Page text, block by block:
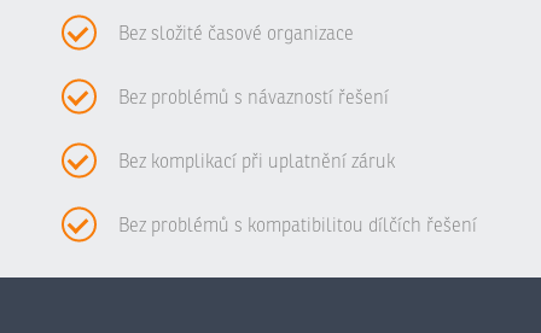
Bez složité časové organizace
Bez problémů s návazností řešení
Bez komplikací při uplatnění záruk
Bez problémů s kompatibilitou dílčích řešení